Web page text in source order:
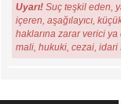
Uyarı! Suç teşkil eden,
içeren, aşağılayıcı,
haklarına zarar verici
mali, hukuki, cezai, idari